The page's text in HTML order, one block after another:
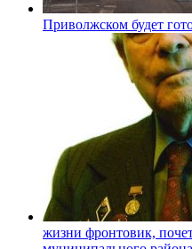
Приволжском будет
жизни фронтовик,